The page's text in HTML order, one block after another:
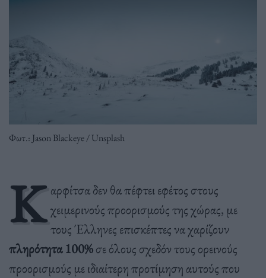
Φωτ.: Jason Blackeye / Unsplash
Κ αρφίτσα δεν θα πέφτει εφέτος στους
χειμερινούς προορισμούς της χώρας, με
τους Έλληνες επισκέπτες να χαρίζουν
πληρότητα 100%σε όλους σχεδόν τους ορεινούς
προορισμούς με ιδιαίτερη προτίμηση αυτούς που